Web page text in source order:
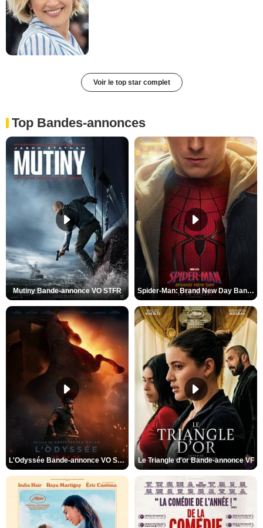
Voir le top star complet
Top Bandes-annonces
Mutiny Bande-annonce VO STFR Spider-Man: Brand New Day Bande-annonce VO STFR
L'Odyssée Bande-annonce VO STFR Le Triangle d'or Bande-annonce VF